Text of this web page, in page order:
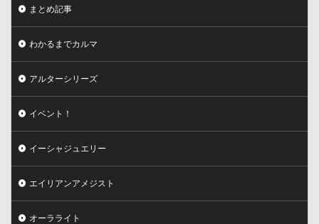
まとめ記事
わかるまでカルマ
アルターシリーズ
イベント！
イーシャジュエリー
エイリアンアメジスト
オーラライト